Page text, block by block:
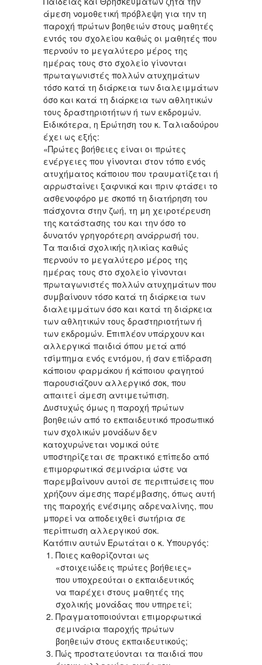
άμεση νομοθετική πρόβλεψη για την τη
παροχή πρώτων βοηθειών στους μαθητές
εντός του σχολείου καθώς οι μαθητές που
περνούν το μεγαλύτερο μέρος της
ημέρας τους στο σχολείο γίνονται
πρωταγωνιστές πολλών ατυχημάτων
τόσο κατά τη διάρκεια των διαλειμμάτων
όσο και κατά τη διάρκεια των αθλητικών
τους δραστηριοτήτων ή των εκδρομών.
Ειδικότερα, η Ερώτηση του κ. Ταλιαδούρου
έχει ως εξής:
«Πρώτες βοήθειες είναι οι πρώτες
ενέργειες που γίνονται στον τόπο ενός
ατυχήματος κάποιου που τραυματίζεται ή
αρρωσταίνει ξαφνικά και πριν φτάσει το
ασθενοφόρο με σκοπό τη διατήρηση του
πάσχοντα στην ζωή, τη μη χειροτέρευση
της κατάστασης του και την όσο το
δυνατόν γρηγορότερη ανάρρωσή του.
Τα παιδιά σχολικής ηλικίας καθώς
περνούν το μεγαλύτερο μέρος της
ημέρας τους στο σχολείο γίνονται
πρωταγωνιστές πολλών ατυχημάτων που
συμβαίνουν τόσο κατά τη διάρκεια των
διαλειμμάτων όσο και κατά τη διάρκεια
των αθλητικών τους δραστηριοτήτων ή
των εκδρομών. Επιπλέον υπάρχουν και
αλλεργικά παιδιά όπου μετά από
τσίμπημα ενός εντόμου, ή σαν επίδραση
κάποιου φαρμάκου ή κάποιου φαγητού
παρουσιάζουν αλλεργικό σοκ, που
απαιτεί άμεση αντιμετώπιση.
Δυστυχώς όμως η παροχή πρώτων
βοηθειών από το εκπαιδευτικό προσωπικό
των σχολικών μονάδων δεν
κατοχυρώνεται νομικά ούτε
υποστηρίζεται σε πρακτικό επίπεδο από
επιμορφωτικά σεμινάρια ώστε να
παρεμβαίνουν αυτοί σε περιπτώσεις που
χρήζουν άμεσης παρέμβασης, όπως αυτή
της παροχής ενέσιμης αδρεναλίνης, που
μπορεί να αποδειχθεί σωτήρια σε
περίπτωση αλλεργικού σοκ.
Kατόπιν αυτών Ερωτάται ο κ. Υπουργός:
Ποιες καθορίζονται ως
«στοιχειώδεις πρώτες βοήθειες»
που υποχρεούται ο εκπαιδευτικός
να παρέχει στους μαθητές της
σχολικής μονάδας που υπηρετεί;
Πραγματοποιούνται επιμορφωτικά
σεμινάρια παροχής πρώτων
βοηθειών στους εκπαιδευτικούς;
Πώς προστατεύονται τα παιδιά που